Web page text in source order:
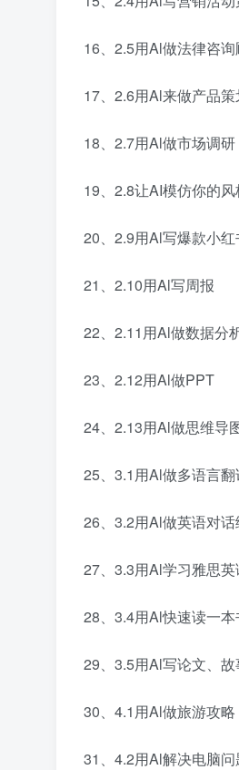
16、2.5用Al做法律咨询
17、2.6用Al来做产品策
18、2.7用Al做市场调研
19、2.8让AI模仿你的
20、2.9用Al写爆款小红
21、2.10用Al写周报
22、2.11用Al做数据分
23、2.12用Al做PPT
24、2.13用Al做思维导
25、3.1用Al做多语言翻
26、3.2用Al做英语对话
27、3.3用Al学习雅思
28、3.4用Al快速读一
29、3.5用Al写论文、
30、4.1用Al做旅游攻略
31、4.2用Al解决电脑